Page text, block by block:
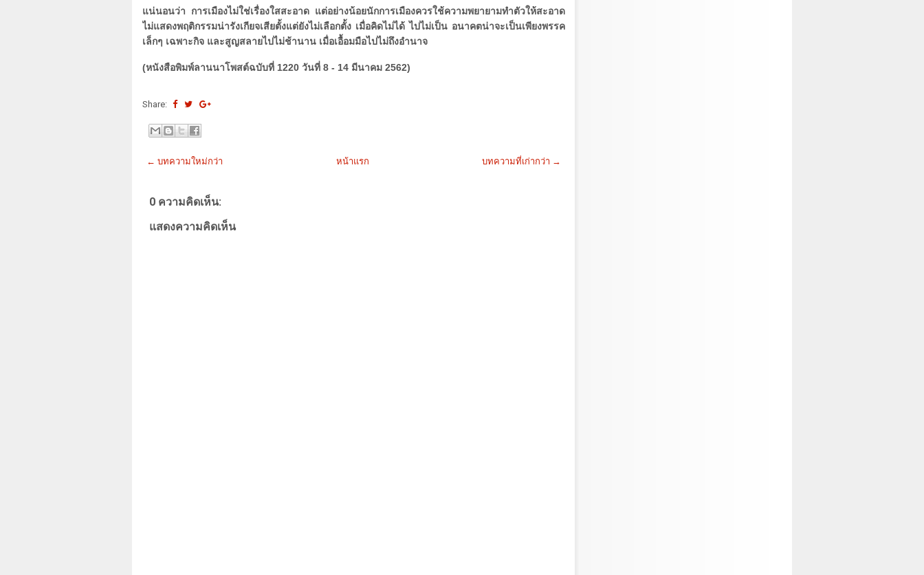
แน่นอนว่า การเมืองไม่ใช่เรื่องใสสะอาด แต่อย่างน้อยนักการเมืองควรใช้ความพยายามทำตัวให้สะอาด
ไม่แสดงพฤติกรรมน่ารังเกียจเสียตั้งแต่ยังไม่เลือกตั้ง เมื่อคิดไม่ได้ ไปไม่เป็น อนาคตน่าจะเป็นเพียงพรรค
เล็กๆ เฉพาะกิจ และสูญสลายไปไม่ช้านาน เมื่อเอื้อมมือไปไม่ถึงอำนาจ
(หนังสือพิมพ์ลานนาโพสต์ฉบับที่ 1220 วันที่ 8 - 14 มีนาคม 2562)
Share:
← บทความใหม่กว่า บทความที่เก่ากว่า →
หน้าแรก
0 ความคิดเห็น:
แสดงความคิดเห็น